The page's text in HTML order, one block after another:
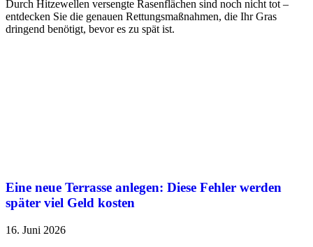
Durch Hitzewellen versengte Rasenflächen sind noch nicht tot –
entdecken Sie die genauen Rettungsmaßnahmen, die Ihr Gras
dringend benötigt, bevor es zu spät ist.
Eine neue Terrasse anlegen: Diese Fehler werden
später viel Geld kosten
16. Juni 2026